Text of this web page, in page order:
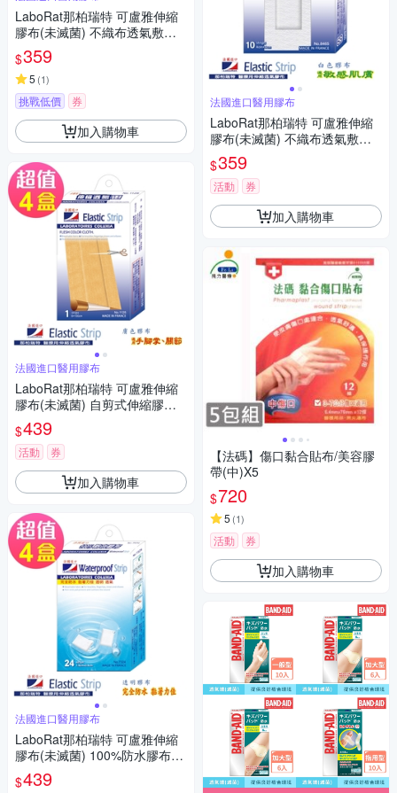
LaboRat那柏瑞特 可盧雅伸縮
膠布(未滅菌) 不織布透氣敷料5
片(5x10cm)(4盒組)
$359
5 (1)
挑戰低價 券
加入購物車
法國進口醫用膠布
LaboRat那柏瑞特 可盧雅伸縮
膠布(未滅菌) 自剪式伸縮膠布1
捲(100x6cm)(4盒組)
$439
活動 券
加入購物車
法國進口醫用膠布
LaboRat那柏瑞特 可盧雅伸縮
膠布(未滅菌) 100%防水膠布24
片(1.9x3.8cm)(4盒組)
$439
法國進口醫用膠布
LaboRat那柏瑞特 可盧雅伸縮
膠布(未滅菌) 不織布透氣敷料1
0片(4x8cm)(4盒組)
$359
活動 券
加入購物車
【法碼】傷口黏合貼布/美容膠
帶(中)X5
$720
5 (1)
活動 券
加入購物車